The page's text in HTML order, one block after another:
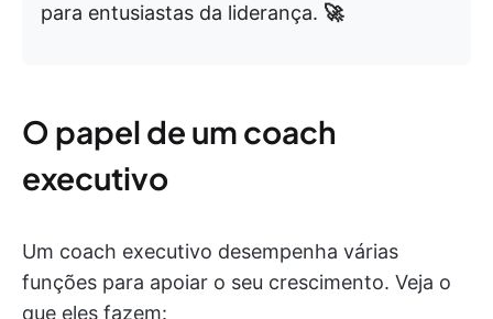
para entusiastas da liderança. 🚀
O papel de um coach
executivo
Um coach executivo desempenha várias
funções para apoiar o seu crescimento. Veja o
que eles fazem: